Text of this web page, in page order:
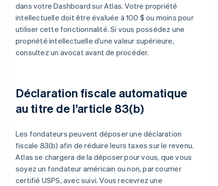
dans votre Dashboard sur Atlas. Votre propriété
intellectuelle doit être évaluée à 100 $ ou moins pour
utiliser cette fonctionnalité. Si vous possédez une
propriété intellectuelle d’une valeur supérieure,
consultez un avocat avant de procéder.
Déclaration fiscale automatique
au titre de l’article 83(b)
Les fondateurs peuvent déposer une déclaration
fiscale 83(b) afin de réduire leurs taxes sur le revenu.
Atlas se chargera de la déposer pour vous, que vous
soyez un fondateur américain ou non, par courrier
certifié USPS, avec suivi. Vous recevrez une